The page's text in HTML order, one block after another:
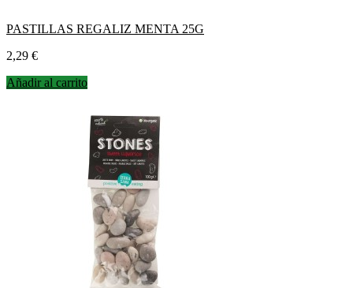
PASTILLAS REGALIZ MENTA 25G
Precio
2,29 €
Añadir al carrito